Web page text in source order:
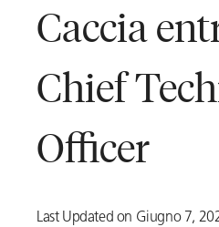
Caccia
Chief
Officer
Last Updated on Giugno 7,